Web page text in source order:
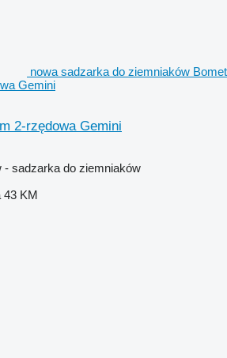
nowa sadzarka do ziemniaków Bomet
Gemini
2-rzędowa Gemini
sadzarka do ziemniaków
43 KM